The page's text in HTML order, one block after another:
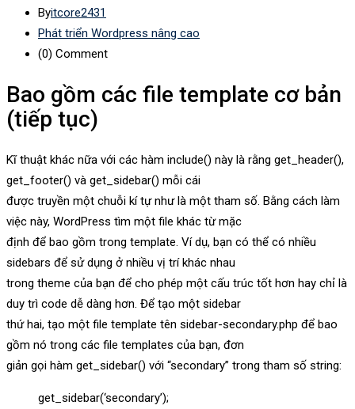
Byitcore2431
Phát triển Wordpress nâng cao
(0) Comment
Bao gồm các file template cơ bản
(tiếp tục)
Kĩ thuật khác nữa với các hàm include() này là rằng get_header(),
get_footer() và get_sidebar() mỗi cái
được truyền một chuỗi kí tự như là một tham số. Bằng cách làm
việc này, WordPress tìm một file khác từ mặc
định để bao gồm trong template. Ví dụ, bạn có thể có nhiều
sidebars để sử dụng ở nhiều vị trí khác nhau
trong theme của bạn để cho phép một cấu trúc tốt hơn hay chỉ là
duy trì code dễ dàng hơn. Để tạo một sidebar
thứ hai, tạo một file template tên sidebar-secondary.php để bao
gồm nó trong các file templates của bạn, đơn
giản gọi hàm get_sidebar() với “secondary” trong tham số string:
get_sidebar(‘secondary’);